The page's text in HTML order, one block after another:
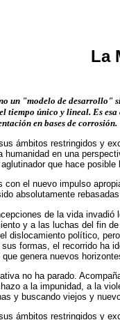
La
un "modelo de
tiempo único y lineal. Es
en bases de corrosión.
ámbitos restringidos y
humanidad en una
que hace
con el nuevo impulso
absolutamente
de la vida
y a las luchas del fin
dislocamiento político,
formas, el recorrido ha
genera nuevos
no ha parado.
a la impunidad, a la
y buscando viejos y
ámbitos restringidos y